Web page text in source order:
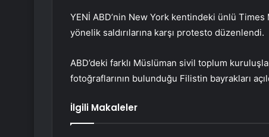
YENİ ABD’nin New York kentindeki ünlü Times
yönelik saldırılarına karşı protesto düzenlendi.
ABD’deki farklı Müslüman sivil toplum
fotoğraflarının bulunduğu Filistin bayrakları
İlgili Makaleler